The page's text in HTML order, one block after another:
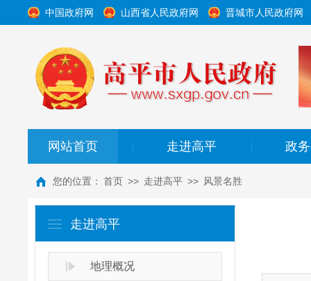
中国政府网 山西省人民政府网 晋城市人民政府网
网站首页 走进高平 政
您的位置： 首页 >> 走进高平 >> 风景名胜
走进高平
地理概况